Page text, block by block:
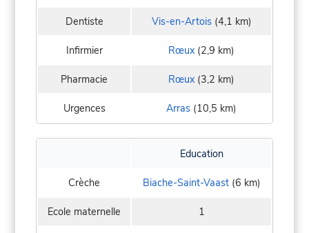
Dentiste Vis-en-Artois(4,1 km)
Infirmier Rœux (2,9 km)
Pharmacie Rœux (3,2 km)
Urgences Arras (10,5 km)
Education
Crèche Biache-Saint-Vaast(6 km)
Ecole maternelle 1